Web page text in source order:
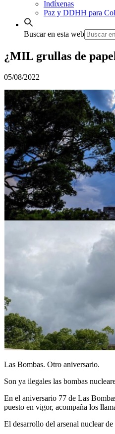
Indíxenas
Paz y DDHH para
Buscar en esta web
¿MIL grullas de
05/08/2022
Las Bombas. Otro aniversario.
Son ya ilegales las bombas
En el aniversario 77 de Las
puesto en vigor, acompaña los
El desarrollo del arsenal nuclear